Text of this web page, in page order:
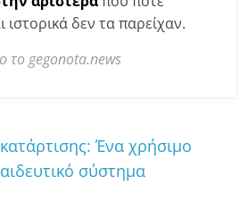
ιστορικά δεν τα παρείχαν.
το gegonota.news
Ένα χρήσιμο
σύστημα